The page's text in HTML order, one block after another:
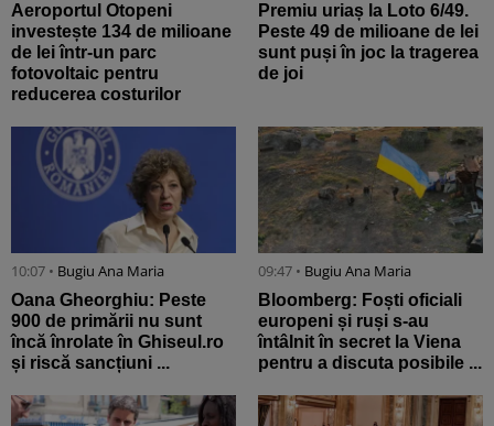
Aeroportul Otopeni
investește 134 de milioane
de lei într-un parc
fotovoltaic pentru
reducerea costurilor
Premiu uriaș la Loto 6/49.
Peste 49 de milioane de lei
sunt puși în joc la tragerea
de joi
10:07 • Bugiu ⁠Ana Maria
Oana Gheorghiu: Peste
900 de primării nu sunt
încă înrolate în Ghiseul.ro
și riscă sancțiuni ...
09:47 • Bugiu ⁠Ana Maria
Bloomberg: Foști oficiali
europeni și ruși s-au
întâlnit în secret la Viena
pentru a discuta posibile ...